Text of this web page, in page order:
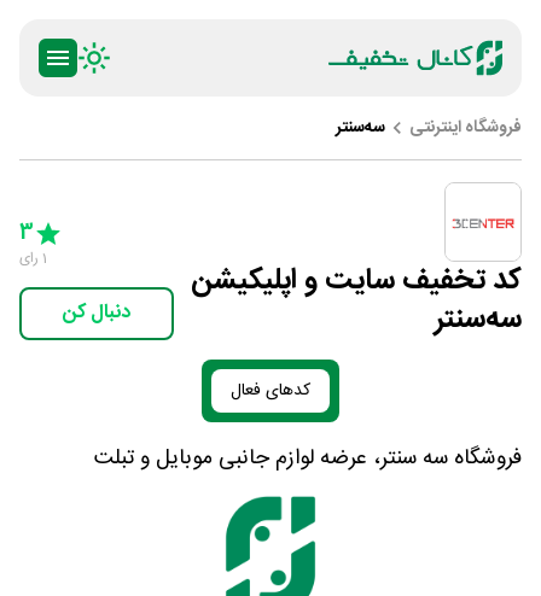
فروشگاه اینترنتی سه‌سنتر
کد تخفیف سایت و اپلیکیشن
سه‌سنتر
5 Stars
3
1 رای
دنبال کن
کدهای فعال
فروشگاه سه سنتر، عرضه لوازم جانبی موبایل و تبلت